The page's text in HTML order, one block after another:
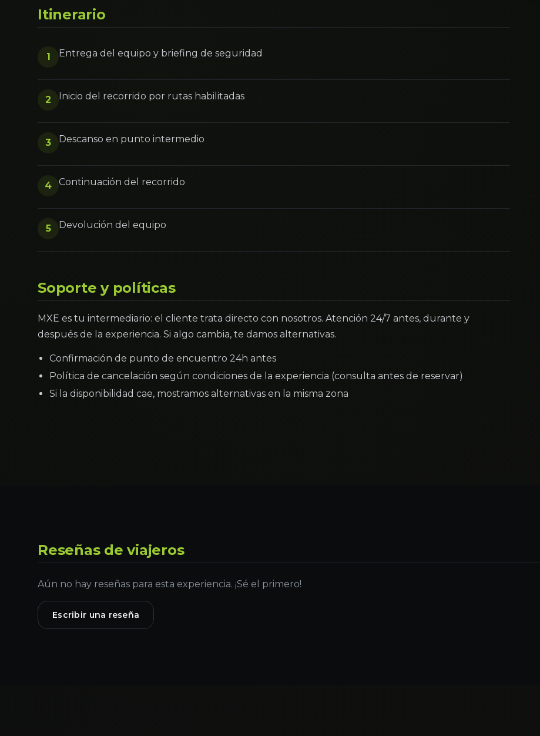
Itinerario
1 Entrega del equipo y briefing de seguridad
2 Inicio del recorrido por rutas habilitadas
3 Descanso en punto intermedio
4 Continuación del recorrido
5 Devolución del equipo
Soporte y políticas
MXE es tu intermediario: el cliente trata directo con nosotros. Atención 24/7 antes, durante y
después de la experiencia. Si algo cambia, te damos alternativas.
Confirmación de punto de encuentro 24h antes
Política de cancelación según condiciones de la experiencia (consulta antes de reservar)
Si la disponibilidad cae, mostramos alternativas en la misma zona
Reseñas de viajeros
Aún no hay reseñas para esta experiencia. ¡Sé el primero!
Escribir una reseña